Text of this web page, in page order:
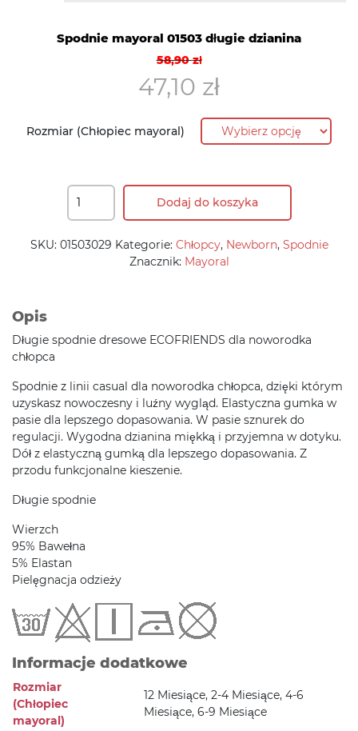
Spodnie mayoral 01503 długie dzianina
58,90zł
Pierwotna
cena
wynosiła:
47,10 zł
Aktualna
cena
wynosi:
Rozmiar (Chłopiec mayoral)
Dodaj do koszyka
SKU: 01503029 Kategorie: Chłopcy, Newborn, Spodnie
Znacznik: Mayoral
Opis
Długie spodnie dresowe ECOFRIENDS dla noworodka
chłopca
Spodnie z linii casual dla noworodka chłopca, dzięki którym
uzyskasz nowoczesny i luźny wygląd. Elastyczna gumka w
pasie dla lepszego dopasowania. W pasie sznurek do
regulacji. Wygodna dzianina miękką i przyjemna w dotyku.
Dół z elastyczną gumką dla lepszego dopasowania. Z
przodu funkcjonalne kieszenie.
Długie spodnie
Wierzch
95% Bawełna
5% Elastan
Pielęgnacja odzieży
Informacje dodatkowe
Rozmiar
(Chłopiec
mayoral)
12 Miesiące, 2-4 Miesiące, 4-6
Miesiące, 6-9 Miesiące